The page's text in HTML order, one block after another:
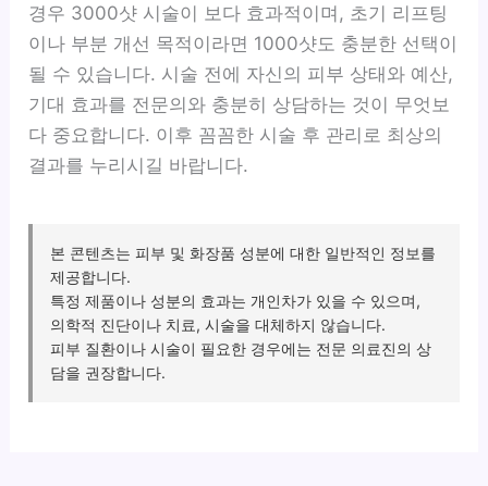
경우 3000샷 시술이 보다 효과적이며, 초기 리프팅
이나 부분 개선 목적이라면 1000샷도 충분한 선택이
될 수 있습니다. 시술 전에 자신의 피부 상태와 예산,
기대 효과를 전문의와 충분히 상담하는 것이 무엇보
다 중요합니다. 이후 꼼꼼한 시술 후 관리로 최상의
결과를 누리시길 바랍니다.
본 콘텐츠는 피부 및 화장품 성분에 대한 일반적인 정보를
제공합니다.
특정 제품이나 성분의 효과는 개인차가 있을 수 있으며,
의학적 진단이나 치료, 시술을 대체하지 않습니다.
피부 질환이나 시술이 필요한 경우에는 전문 의료진의 상
담을 권장합니다.